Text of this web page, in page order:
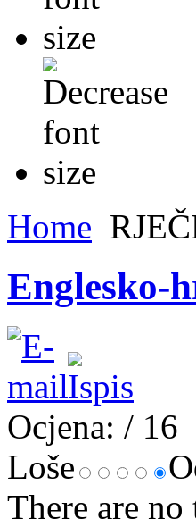
Home
Englesko-
Ocjena: / 16
Loše
There are